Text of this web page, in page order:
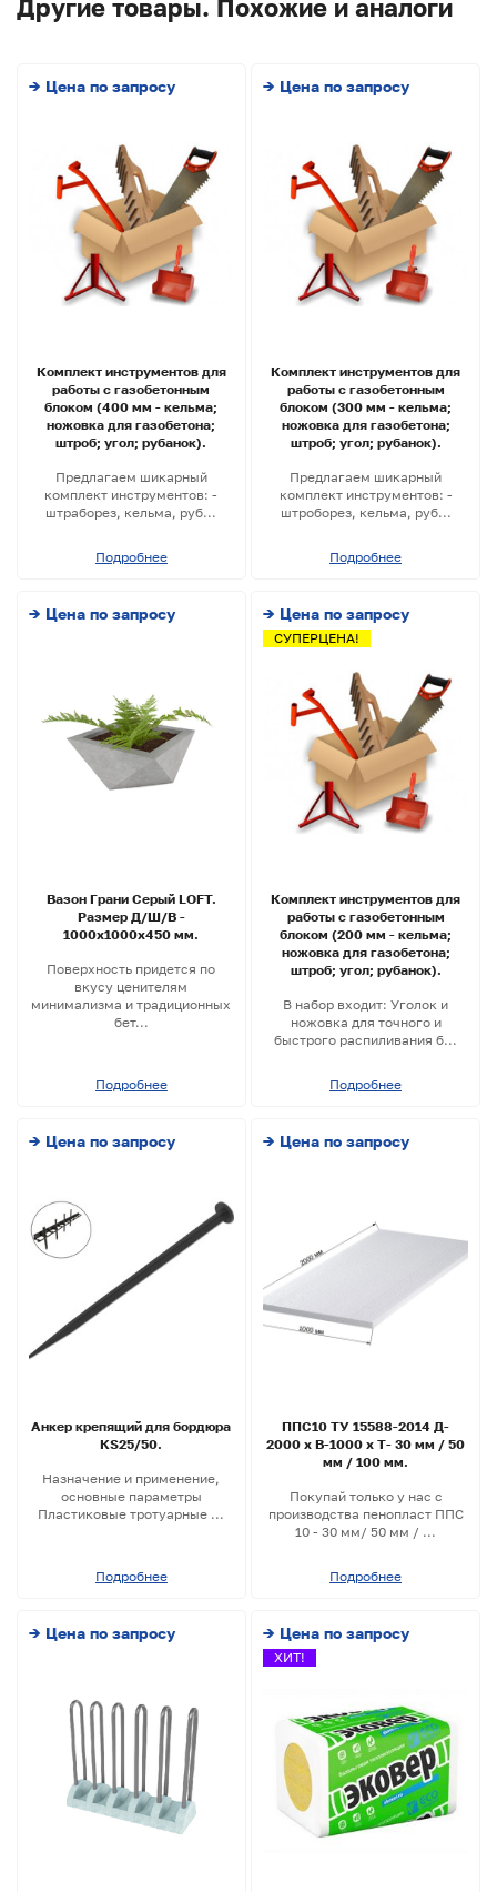
Другие товары. Похожие и аналоги
→ Цена по запросу
Комплект инструментов для
работы с газобетонным
блоком (400 мм - кельма;
ножовка для газобетона;
штроб; угол; рубанок).
Предлагаем шикарный
комплект инструментов: -
штраборез, кельма, руб...
Подробнее
→ Цена по запросу
Комплект инструментов для
работы с газобетонным
блоком (300 мм - кельма;
ножовка для газобетона;
штроб; угол; рубанок).
Предлагаем шикарный
комплект инструментов: -
штроборез, кельма, руб...
Подробнее
→ Цена по запросу
Вазон Грани Серый LOFT.
Размер Д/Ш/В -
1000х1000х450 мм.
Поверхность придется по
вкусу ценителям
минимализма и традиционных
бет...
Подробнее
→ Цена по запросу
СУПЕРЦЕНА!
Комплект инструментов для
работы с газобетонным
блоком (200 мм - кельма;
ножовка для газобетона;
штроб; угол; рубанок).
В набор входит: Уголок и
ножовка для точного и
быстрого распиливания б...
Подробнее
→ Цена по запросу
Анкер крепящий для бордюра
КS25/50.
Назначение и применение,
основные параметры
Пластиковые тротуарные ...
Подробнее
→ Цена по запросу
ППС10 ТУ 15588-2014 Д-
2000 х В-1000 х Т- 30 мм / 50
мм / 100 мм.
Покупай только у нас с
производства пенопласт ППС
10 - 30 мм/ 50 мм / ...
Подробнее
→ Цена по запросу → Цена по запросу
ХИТ!